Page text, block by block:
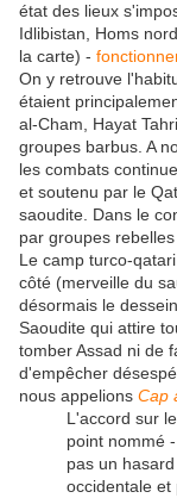
état des lieux
Idlibistan, Homs
la carte) -
On y retrouve
étaient
al-Cham, Hayat
groupes barbus. A
les combats
et soutenu par le
saoudite. Dans le
par groupes
Le camp turco-
côté (merveille du
désormais le
Saoudite qui attire
tomber Assad ni de
d'empêcher
nous appelions Cap
L'accord sur
point nommé
pas un
occidentale et